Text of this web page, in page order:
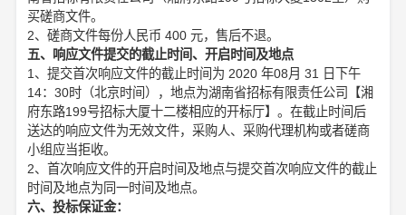
买磋商文件。
2、磋商文件每份人民币 400 元，售后不退。
五、响应文件提交的截止时间、开启时间及地点
1、提交首次响应文件的截止时间为 2020 年08月 31 日下午
14：30时（北京时间），地点为湖南省招标有限责任公司【湘
府东路199号招标大厦十二楼相应的开标厅】。在截止时间后
送达的响应文件为无效文件，采购人、采购代理机构或者磋商
小组应当拒收。
2、首次响应文件的开启时间及地点与提交首次响应文件的截止
时间及地点为同一时间及地点。
六、投标保证金：